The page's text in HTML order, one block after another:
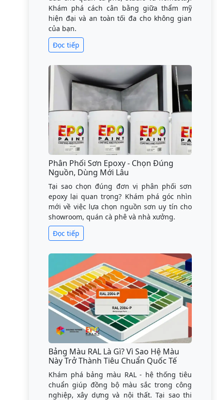
Khám phá cách cân bằng giữa thẩm mỹ
hiện đại và an toàn tối đa cho không gian
của bạn.
Đọc tiếp
Phân Phối Sơn Epoxy - Chọn Đúng
Nguồn, Dùng Mới Lâu
Tại sao chọn đúng đơn vị phân phối sơn
epoxy lại quan trọng? Khám phá góc nhìn
mới về việc lựa chọn nguồn sơn uy tín cho
showroom, quán cà phê và nhà xưởng.
Đọc tiếp
Bảng Màu RAL Là Gì? Vì Sao Hệ Màu
Này Trở Thành Tiêu Chuẩn Quốc Tế
Khám phá bảng màu RAL - hệ thống tiêu
chuẩn giúp đồng bộ màu sắc trong công
nghiệp, xây dựng và nội thất. Tại sao thi